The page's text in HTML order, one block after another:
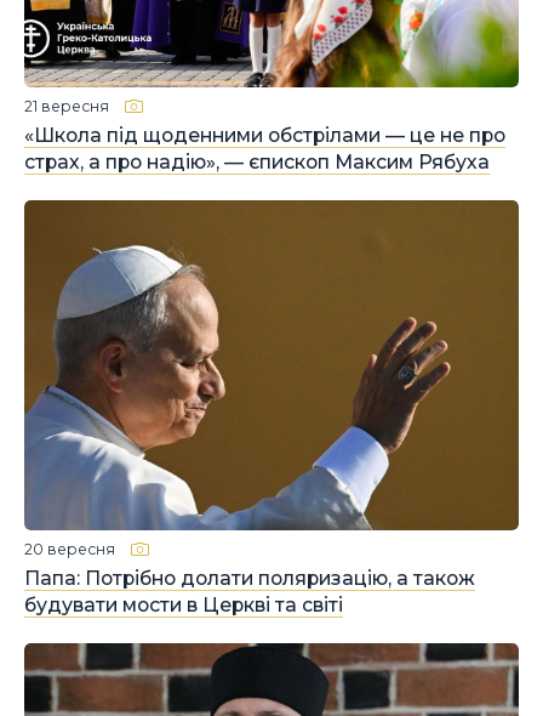
«Школа під щоденними обстрілами — це не про
страх, а про надію», — єпископ Максим Рябуха
21 вересня
Папа: Потрібно долати поляризацію, а також
будувати мости в Церкві та світі
20 вересня